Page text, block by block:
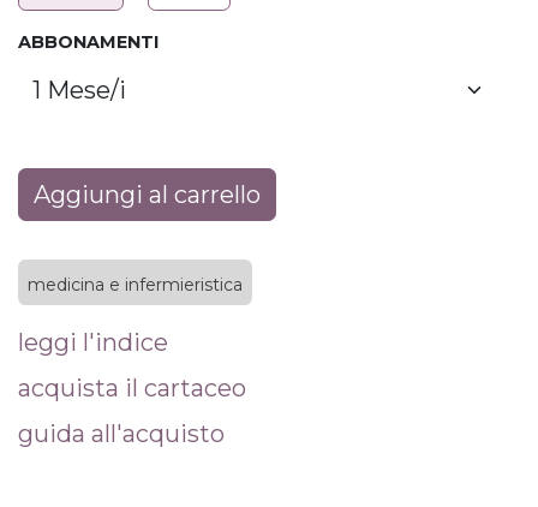
ABBONAMENTI
Aggiungi al carrello
medicina e infermieristica
leggi l'indice
acquista il cartaceo
guida all'acquisto